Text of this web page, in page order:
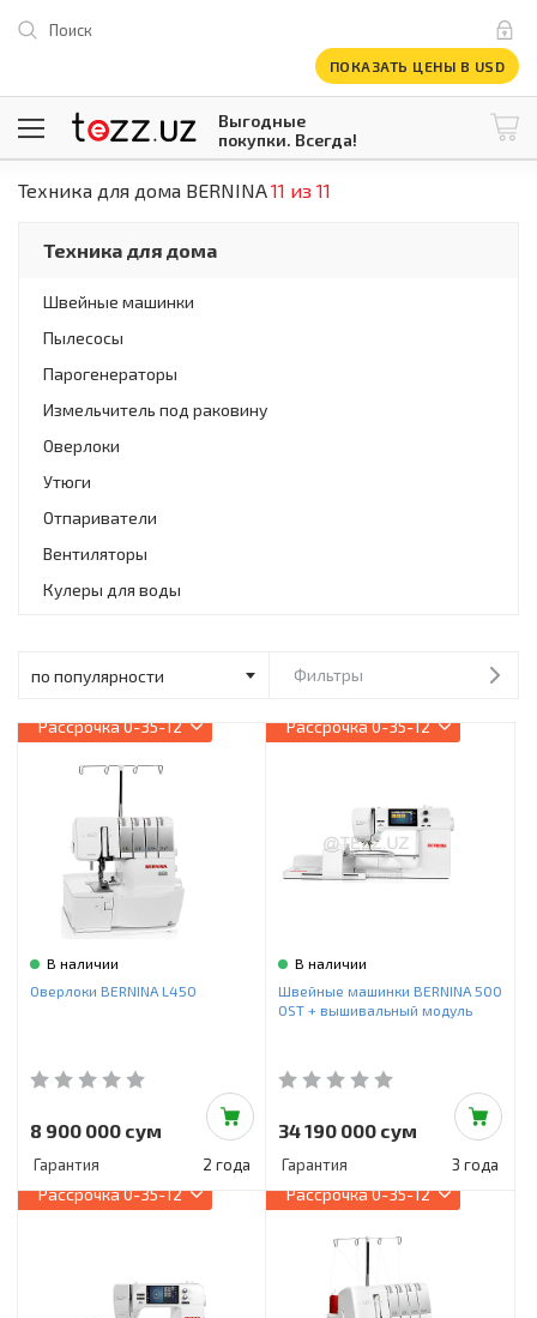
Поиск
ПОКАЗАТЬ ЦЕНЫ В USD
Выгодные
покупки. Всегда!
1 USD = 12 296.16 сум\ @tezzuz
Все категории
Компьютеры и оргтехника
Телевизоры
Климатическая техника
Встраиваемая техника
Инструменты и техника
Товары для дома
Пылесосы
Фильтры для воды
Климатическая техника
Встраиваемая техника
Крупнобытовая техника
Мелкая бытовая техника
Техника для дома BERNINA11 из 11
Техника для дома
Швейные машинки
Пылесосы
Парогенераторы
Измельчитель под раковину
Оверлоки
Утюги
Отпариватели
Вентиляторы
Кулеры для воды
Фильтры
Рассрочка0-35-12
В наличии
Оверлоки BERNINA L450
8 900 000 сум
Гарантия 2 года
Рассрочка0-35-12
В наличии
Швейные машинки BERNINA 500
OST + вышивальный модуль
34 190 000 сум
Гарантия 3 года
Рассрочка0-35-12 Рассрочка0-35-12